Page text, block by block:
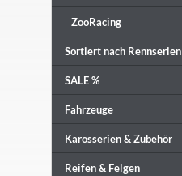
ZooRacing
Sortiert nach Rennserien
SALE %
Fahrzeuge
Karosserien & Zubehör
Reifen & Felgen